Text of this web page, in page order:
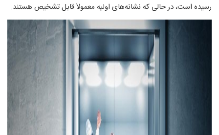
رسیده است، در حالی که نشانه‌های اولیه معمولاً قابل تشخیص هستند.